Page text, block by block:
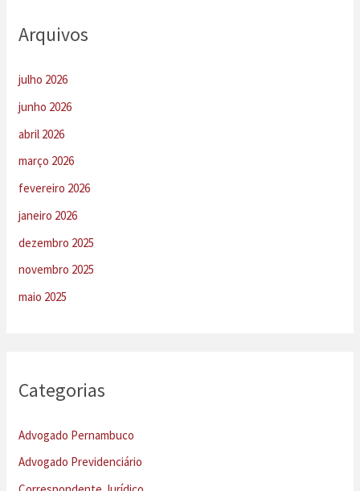
Arquivos
julho 2026
junho 2026
abril 2026
março 2026
fevereiro 2026
janeiro 2026
dezembro 2025
novembro 2025
maio 2025
Categorias
Advogado Pernambuco
Advogado Previdenciário